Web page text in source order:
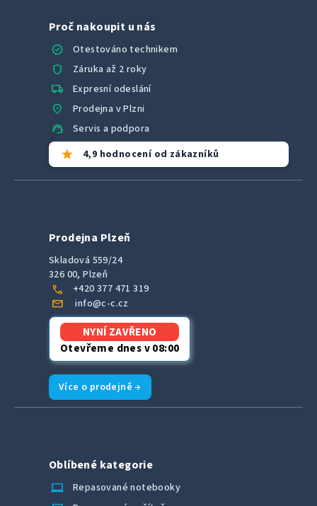
Proč nakoupit u nás
verified
Otestováno technikem
shield Záruka až 2 roky
local_shipping Expresní odeslání
location_on Prodejna v Plzni
support_agent Servis a podpora
star 4,9 hodnocení od zákazníků
Prodejna Plzeň
Skladová 559/24
326 00, Plzeň
call +420 377 471 319
mail info@c-c.cz
NYNÍ ZAVŘENO
Otevřeme dnes v 08:00
Více o prodejně →
Oblíbené kategorie
laptop_chromebook
Repasované notebooky